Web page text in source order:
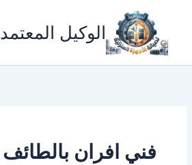
المحتوى
الوكيل المعتمد
فني افران بالطائف